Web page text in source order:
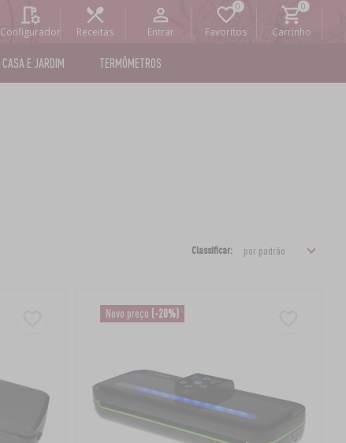
Configurador Receitas Entrar Favoritos Carrinho
CASA E JARDIM TERMÔMETROS
Classificar:
Novo preço (-20%)